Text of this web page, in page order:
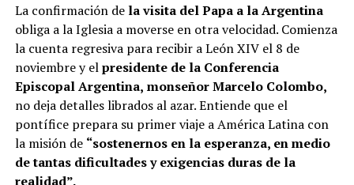
La confirmación de la visita del Papa a la Argentina
obliga a la Iglesia a moverse en otra velocidad. Comienza
la cuenta regresiva para recibir a León XIV el 8 de
noviembre y elpresidente de la Conferencia
Episcopal Argentina, monseñor Marcelo Colombo,
no deja detalles librados al azar. Entiende que el
pontífice prepara su primer viaje a América Latina con
la misión de “sostenernos en la esperanza, en medio
de tantas dificultades y exigencias duras de la
realidad”.